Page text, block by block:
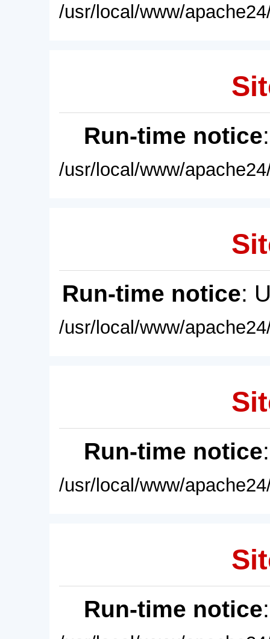
/usr/local/www/
Run-time notice
/usr/local/www/
Run-time notice:
/usr/local/www/
Run-time notice
/usr/local/www/
Run-time notice